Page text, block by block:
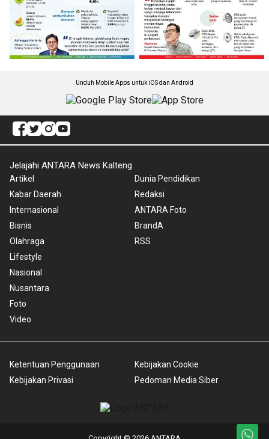
Unduh Mobile Apps untuk iOS dan Android
Jelajahi ANTARA News Kalteng
Artikel
Kabar Daerah
Internasional
Bisnis
Olahraga
Lifestyle
Nasional
Nusantara
Foto
Video
Dunia Pendidikan
Redaksi
ANTARA Foto
BrandA
RSS
Ketentuan Penggunaan
Kebijakan Privasi
Kebijakan Cookie
Pedoman Media Siber